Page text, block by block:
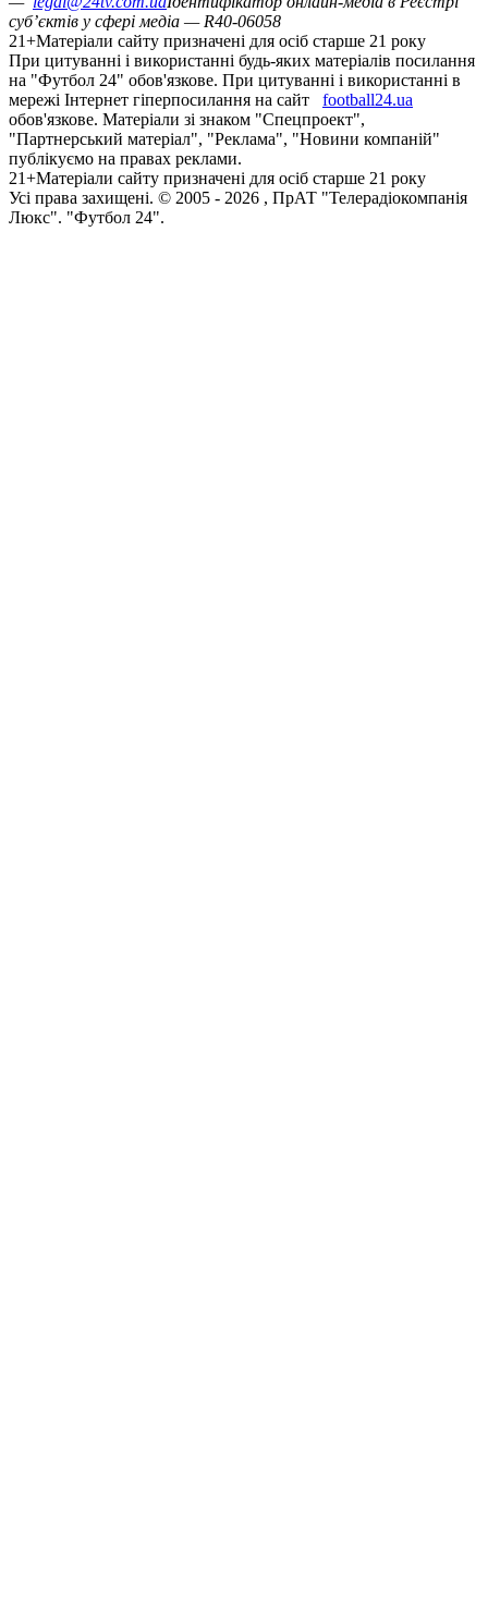
суб’єктів у сфері медіа — R40-06058
21+Матеріали сайту призначені для осіб старше 21 року
При цитуванні і використанні будь-яких матеріалів посилання
на "Футбол 24" обов'язкове. При цитуванні і використанні в
мережі Інтернет гіперпосилання на сайт
football24.ua
обов'язкове. Матеріали зі знаком "Спецпроект",
"Партнерський матеріал", "Реклама", "Новини компаній"
публікуємо на правах реклами.
21+Матеріали сайту призначені для осіб старше 21 року
Усi права захищенi. © 2005 - 2026 , ПрАТ "Телерадіокомпанія
Люкс". "Футбол 24".